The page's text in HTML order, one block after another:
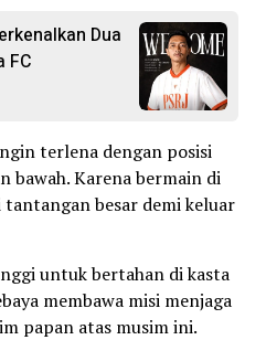
Dua
FC
terlena dengan posisi
bawah. Karena bermain di
besar demi keluar
untuk bertahan di kasta
membawa misi menjaga
papan atas musim ini.